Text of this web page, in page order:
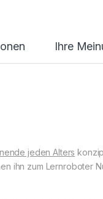
Ihre
jeden Alters
ihn zum Lernroboter